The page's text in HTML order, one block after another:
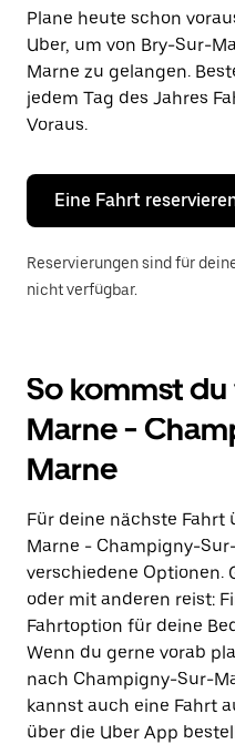
ein
Datum
auszuwählen.
Drücke
die
Escape-
Taste,
den
Kalender
schließen.
Plane heute schon
Uber, um von Bry-Sur-
Marne zu gelangen.
jedem Tag des Jahres
Voraus.
Eine Fahrt
Reservierungen sind für
nicht verfügbar.
So kommst
Marne -
Marne
Für deine nächste Fahrt
Marne - Champigny-
verschiedene Optionen.
oder mit anderen reist:
Fahrtoption für deine
Wenn du gerne vorab
nach Champigny-Sur-
kannst auch eine Fahrt
über die Uber App